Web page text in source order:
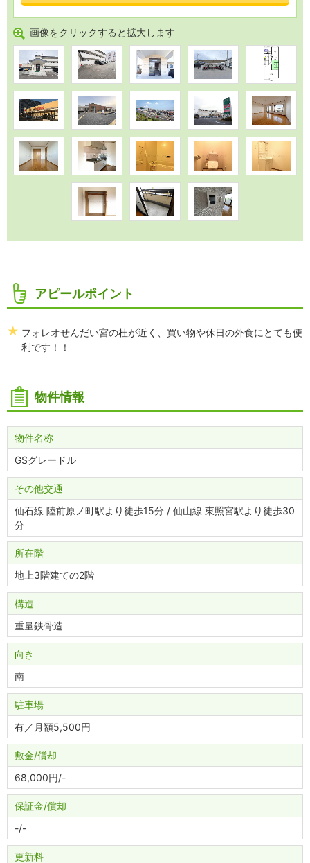
画像をクリックすると拡大します
アピールポイント
フォレオせんだい宮の杜が近く、買い物や休日の外食にとても便
利です！！
物件情報
物件名称
GSグレードル
その他交通
仙石線 陸前原ノ町駅より徒歩15分 / 仙山線 東照宮駅より徒歩30
分
所在階
地上3階建ての2階
構造
重量鉄骨造
向き
南
駐車場
有／月額5,500円
敷金 償却
68,000円 -
保証金 償却
- -
更新料